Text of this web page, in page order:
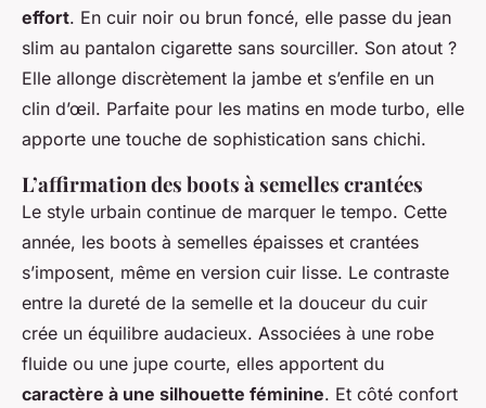
effort. En cuir noir ou brun foncé, elle passe du jean
slim au pantalon cigarette sans sourciller. Son atout ?
Elle allonge discrètement la jambe et s’enfile en un
clin d’œil. Parfaite pour les matins en mode turbo, elle
apporte une touche de sophistication sans chichi.
L’affirmation des boots à semelles crantées
Le style urbain continue de marquer le tempo. Cette
année, les boots à semelles épaisses et crantées
s’imposent, même en version cuir lisse. Le contraste
entre la dureté de la semelle et la douceur du cuir
crée un équilibre audacieux. Associées à une robe
fluide ou une jupe courte, elles apportent du
caractère à une silhouette féminine. Et côté confort